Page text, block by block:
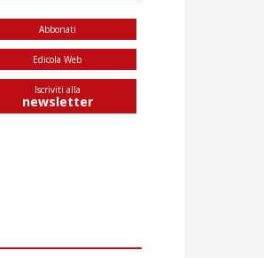
Abbonati
Edicola Web
Iscriviti alla
newsletter